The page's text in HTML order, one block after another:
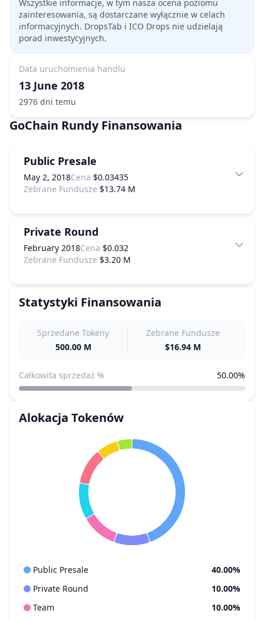
Wszystkie informacje, w tym nasza ocena poziomu
zainteresowania, są dostarczane wyłącznie w celach
informacyjnych. DropsTab i ICO Drops nie udzielają
porad inwestycyjnych.
Data uruchomienia handlu
13 June 2018
2976 dni temu
GoChain Rundy Finansowania
Public Presale
May 2, 2018Cena $0.03435
Zebrane Fundusze $13.74 M
Private Round
February 2018Cena $0.032
Zebrane Fundusze $3.20 M
Statystyki Finansowania
Sprzedane Tokeny
500.00 M
Zebrane Fundusze
$16.94 M
Całkowita sprzedaż % 50.00%
Alokacja Tokenów
Public Presale
40.00%
Private Round
10.00%
Team
10.00%